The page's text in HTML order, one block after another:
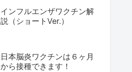
インフルエンザワクチン解
説（ショートVer.）
日本脳炎ワクチンは６ヶ月
から接種できます！